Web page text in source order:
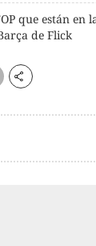
que están en
de Flick